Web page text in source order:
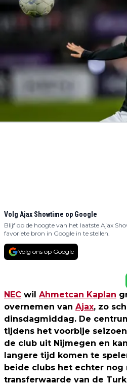
Volg Ajax Showtime op Google
Blijf op de hoogte van het laatste Ajax
favoriete bron in Google in te stellen.
Volg ons op Google
NEC wil Ahmetcan Kaplan
overnemen van Ajax, zo
dinsdagmiddag. De
tijdens het voorbije
de club uit Nijmegen en
langere tijd komen te
beide clubs het echter nog
transferwaarde van de